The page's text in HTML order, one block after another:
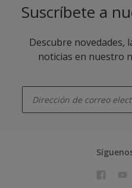
Suscríbete a
Descubre novedades,
noticias en nuestro